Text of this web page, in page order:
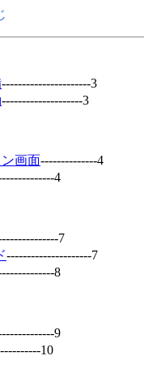
----------------------3
--------------------3
ン画面--------------4
4
7
---------------------7
8
9
10